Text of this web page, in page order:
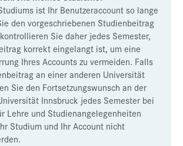
ist Ihr Benutzeraccount so lange
den vorgeschriebenen Studienbeitrag
Sie daher jedes Semester,
korrekt eingelangt ist, um eine
Ihres Accounts zu vermeiden. Falls
an einer anderen Universität
Sie den Fortsetzungswunsch an der
Innsbruck jedes Semester bei
Lehre und Studienangelegenheiten
Studium und Ihr Account nicht